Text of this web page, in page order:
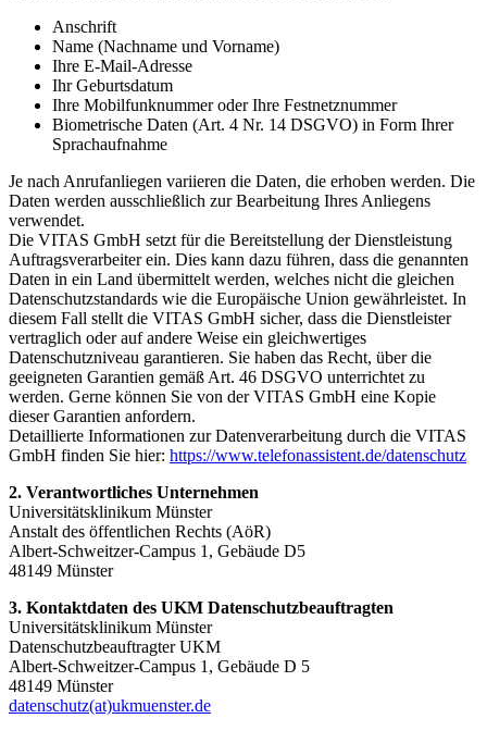
Anschrift
Name (Nachname und Vorname)
Ihre E-Mail-Adresse
Ihr Geburtsdatum
Ihre Mobilfunknummer oder Ihre Festnetznummer
Biometrische Daten (Art. 4 Nr. 14 DSGVO) in Form Ihrer
Sprachaufnahme
Je nach Anrufanliegen variieren die Daten, die erhoben werden. Die
Daten werden ausschließlich zur Bearbeitung Ihres Anliegens
verwendet.
Die VITAS GmbH setzt für die Bereitstellung der Dienstleistung
Auftragsverarbeiter ein. Dies kann dazu führen, dass die genannten
Daten in ein Land übermittelt werden, welches nicht die gleichen
Datenschutzstandards wie die Europäische Union gewährleistet. In
diesem Fall stellt die VITAS GmbH sicher, dass die Dienstleister
vertraglich oder auf andere Weise ein gleichwertiges
Datenschutzniveau garantieren. Sie haben das Recht, über die
geeigneten Garantien gemäß Art. 46 DSGVO unterrichtet zu
werden. Gerne können Sie von der VITAS GmbH eine Kopie
dieser Garantien anfordern.
Detaillierte Informationen zur Datenverarbeitung durch die VITAS
GmbH finden Sie hier: https://www.telefonassistent.de/datenschutz
2. Verantwortliches Unternehmen
Universitätsklinikum Münster
Anstalt des öffentlichen Rechts (AöR)
Albert-Schweitzer-Campus 1, Gebäude D5
48149 Münster
3. Kontaktdaten des UKM Datenschutzbeauftragten
Universitätsklinikum Münster
Datenschutzbeauftragter UKM
Albert-Schweitzer-Campus 1, Gebäude D 5
48149 Münster
datenschutz(at)ukmuenster.de